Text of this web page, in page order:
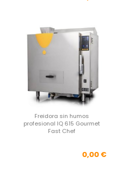
Freidora sin humos
profesional IQ 615 Gourmet
Fast Chef
0,00 €